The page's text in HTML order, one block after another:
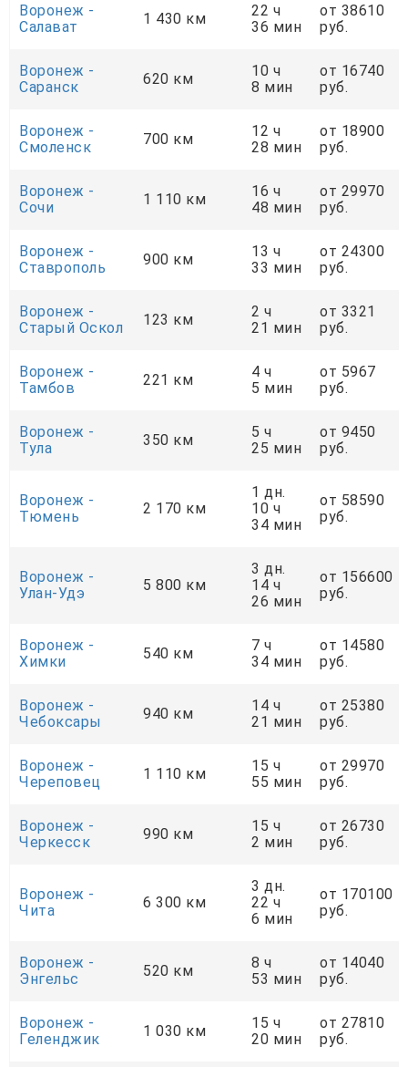
Воронеж -
Салават
1 430 км
22 ч
36 мин
от 38610
руб.
Воронеж -
Саранск
620 км
10 ч
8 мин
от 16740
руб.
Воронеж -
Смоленск
700 км
12 ч
28 мин
от 18900
руб.
Воронеж -
Сочи
1 110 км
16 ч
48 мин
от 29970
руб.
Воронеж -
Ставрополь
900 км
13 ч
33 мин
от 24300
руб.
Воронеж -
Старый Оскол
123 км
2 ч
21 мин
от 3321
руб.
Воронеж -
Тамбов
221 км
4 ч
5 мин
от 5967
руб.
Воронеж -
Тула
350 км
5 ч
25 мин
от 9450
руб.
Воронеж -
Тюмень
2 170 км
1 дн.
10 ч
34 мин
от 58590
руб.
Воронеж -
Улан-Удэ
5 800 км
3 дн.
14 ч
26 мин
от 156600
руб.
Воронеж -
Химки
540 км
7 ч
34 мин
от 14580
руб.
Воронеж -
Чебоксары
940 км
14 ч
21 мин
от 25380
руб.
Воронеж -
Череповец
1 110 км
15 ч
55 мин
от 29970
руб.
Воронеж -
Черкесск
990 км
15 ч
2 мин
от 26730
руб.
Воронеж -
Чита
6 300 км
3 дн.
22 ч
6 мин
от 170100
руб.
Воронеж -
Энгельс
520 км
8 ч
53 мин
от 14040
руб.
Воронеж -
Геленджик
1 030 км
15 ч
20 мин
от 27810
руб.